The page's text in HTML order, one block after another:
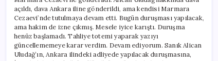
açıldı, dava Ankara iline gönderildi, ama kendisi Marmara
Cezaevi’nde tutulmaya devam etti. Bugün duruşması yapılacak,
ama hakim de izne çıkmış. Mesele iyice karıştı. Duruşma
henüz başlamadı. Tahliye totemi yaparak yazıyı
güncellememeye karar verdim. Devam ediyorum. Sanık Alican
Uludağ’ın, Ankara ilindeki adliyede yapılacak duruşmasına,